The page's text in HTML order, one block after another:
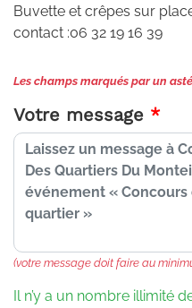
Buvette et crêpes sur
contact :06 32 19 16 39
Les champs marqués par un
Votre message
(votre message doit faire au
Il n’y a un nombre illimité